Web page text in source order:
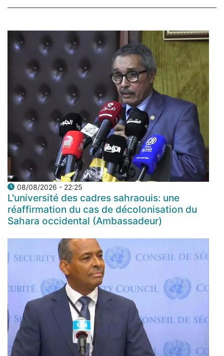
08/08/2026 - 22:25
L'université des cadres sahraouis: une
réaffirmation du cas de décolonisation du
Sahara occidental (Ambassadeur)